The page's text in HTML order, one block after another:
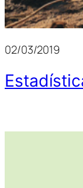
02/03/2019